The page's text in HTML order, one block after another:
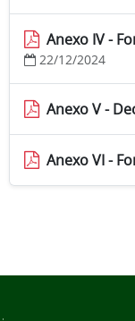
Anexo IV -
22/12/2024
Anexo V -
Anexo VI -